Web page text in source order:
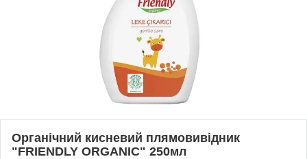
Органічний кисневий плямовивідник
"FRIENDLY ORGANIC" 250мл